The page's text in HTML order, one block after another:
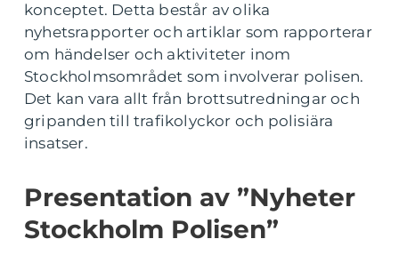
konceptet. Detta består av olika
nyhetsrapporter och artiklar som rapporterar
om händelser och aktiviteter inom
Stockholmsområdet som involverar polisen.
Det kan vara allt från brottsutredningar och
gripanden till trafikolyckor och polisiära
insatser.
Presentation av ”Nyheter
Stockholm Polisen”